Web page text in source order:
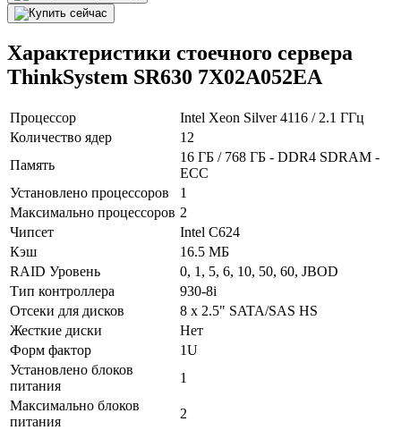
Характеристики стоечного сервера
ThinkSystem SR630 7X02A052EA
Процессор
Intel Xeon Silver 4116 / 2.1 ГГц
Количество ядер
12
Память
16 ГБ / 768 ГБ - DDR4 SDRAM -
ECC
Установлено процессоров
1
Максимально процессоров 2
Чипсет
Intel C624
Кэш
16.5 МБ
RAID Уровень
0, 1, 5, 6, 10, 50, 60, JBOD
Тип контроллера
930-8i
Отсеки для дисков
8 x 2.5" SATA/SAS HS
Жесткие диски
Нет
Форм фактор
1U
Установлено блоков
питания
1
Максимально блоков
питания
2